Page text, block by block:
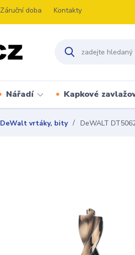
Záruční doba Kontakty
Nářadí Kapkové
DeWalt vrtáky, bity DeWALT